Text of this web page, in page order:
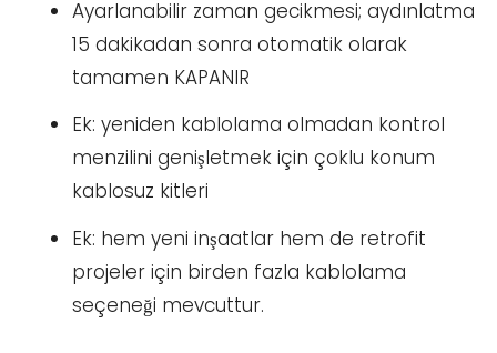
Ayarlanabilir zaman gecikmesi; aydınlatma
15 dakikadan sonra otomatik olarak
tamamen KAPANIR
Ek: yeniden kablolama olmadan kontrol
menzilini genişletmek için çoklu konum
kablosuz kitleri
Ek: hem yeni inşaatlar hem de retrofit
projeler için birden fazla kablolama
seçeneği mevcuttur.